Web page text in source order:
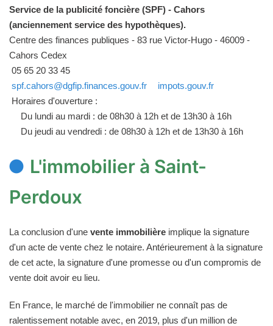
Service de la publicité foncière (SPF) - Cahors
(anciennement service des hypothèques).
Centre des finances publiques - 83 rue Victor-Hugo - 46009 -
Cahors Cedex
05 65 20 33 45
spf.cahors@dgfip.finances.gouv.fr
impots.gouv.fr
Horaires d'ouverture :
Du lundi au mardi : de 08h30 à 12h et de 13h30 à 16h
Du jeudi au vendredi : de 08h30 à 12h et de 13h30 à 16h
L'immobilier à Saint-
Perdoux
La conclusion d'une vente immobilière implique la signature
d'un acte de vente chez le notaire. Antérieurement à la signature
de cet acte, la signature d'une promesse ou d'un compromis de
vente doit avoir eu lieu.
En France, le marché de l'immobilier ne connaît pas de
ralentissement notable avec, en 2019, plus d'un million de